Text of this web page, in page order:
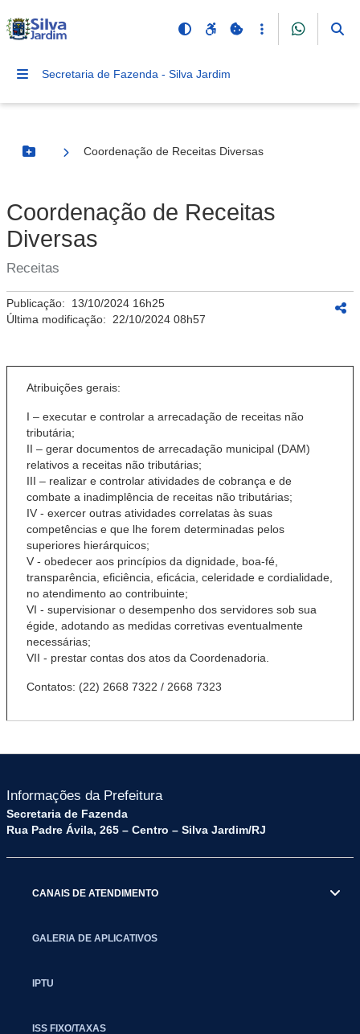
Secretaria de Fazenda - Silva Jardim
Botão Menu
Coordenação de Receitas Diversas
Coordenação de Receitas
Diversas
Receitas
Publicação: 13/10/2024 16h25
Última modificação: 22/10/2024 08h57
Atribuições gerais:
I – executar e controlar a arrecadação de receitas não
tributária;
II – gerar documentos de arrecadação municipal (DAM)
relativos a receitas não tributárias;
III – realizar e controlar atividades de cobrança e de
combate a inadimplência de receitas não tributárias;
IV - exercer outras atividades correlatas às suas
competências e que lhe forem determinadas pelos
superiores hierárquicos;
V - obedecer aos princípios da dignidade, boa-fé,
transparência, eficiência, eficácia, celeridade e cordialidade,
no atendimento ao contribuinte;
VI - supervisionar o desempenho dos servidores sob sua
égide, adotando as medidas corretivas eventualmente
necessárias;
VII - prestar contas dos atos da Coordenadoria.
Contatos: (22) 2668 7322 / 2668 7323
Informações da Prefeitura
Secretaria de Fazenda
Rua Padre Ávila, 265 – Centro – Silva Jardim/RJ
CANAIS DE ATENDIMENTO
GALERIA DE APLICATIVOS
IPTU
ISS FIXO/TAXAS